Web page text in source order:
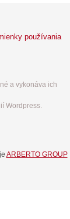
používania
a vykonáva ich
Wordpress.
ARBERTO GROUP